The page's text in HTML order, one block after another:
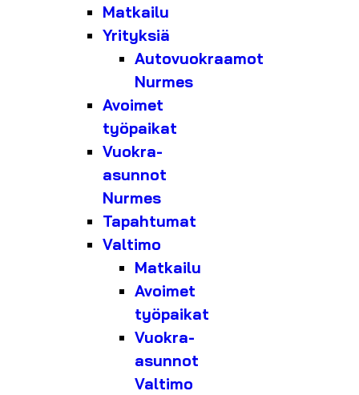
Matkailu
Yrityksiä
Autovuokraamot
Nurmes
Avoimet
työpaikat
Vuokra-
asunnot
Nurmes
Tapahtumat
Valtimo
Matkailu
Avoimet
työpaikat
Vuokra-
asunnot
Valtimo